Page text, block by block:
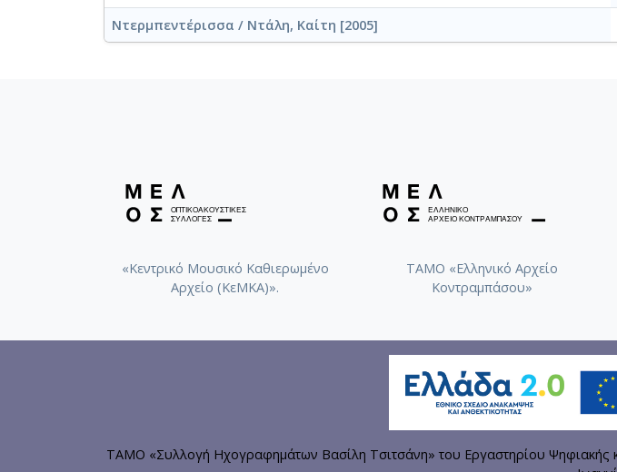
Ντερμπεντέρισσα / Ντάλη, Καίτη [2005]
«Κεντρικό Μουσικό Καθιερωμένο
Αρχείο (ΚεΜΚΑ)».
ΤΑΜΟ «Ελληνικό Αρχείο
Κοντραμπάσου»
ΤΑΜΟ «Συλλογή Ηχογραφημάτων Βασίλη Τσιτσάνη» του Εργαστηρίου Ψηφιακής